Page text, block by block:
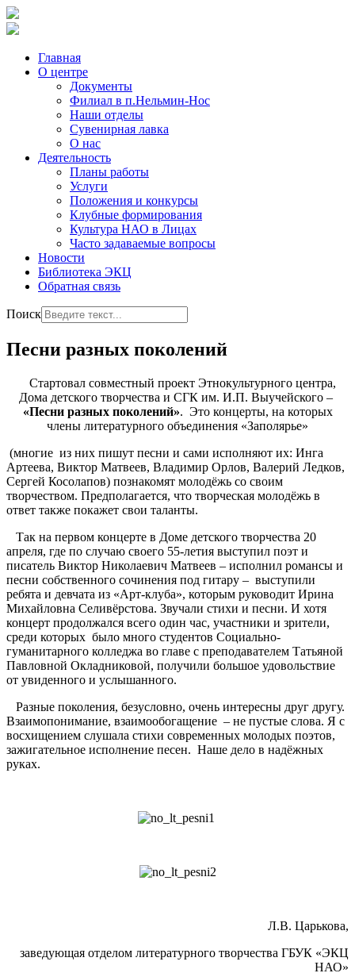
Главная
О центре
Документы
Филиал в п.Нельмин-Нос
Наши отделы
Сувенирная лавка
О нас
Деятельность
Планы работы
Услуги
Положения и конкурсы
Клубные формирования
Культура НАО в Лицах
Часто задаваемые вопросы
Новости
Библиотека ЭКЦ
Обратная связь
Поиск
Песни разных поколений
Стартовал совместный проект Этнокультурного центра,
Дома детского творчества и СГК им. И.П. Выучейского –
«Песни разных поколений». Это концерты, на которых
члены литературного объединения «Заполярье»
(многие из них пишут песни и сами исполняют их: Инга
Артеева, Виктор Матвеев, Владимир Орлов, Валерий Ледков,
Сергей Косолапов) познакомят молодёжь со своим
творчеством. Предполагается, что творческая молодёжь в
ответ также покажет свои таланты.
Так на первом концерте в Доме детского творчества 20
апреля, где по случаю своего 55-летия выступил поэт и
писатель Виктор Николаевич Матвеев – исполнил романсы и
песни собственного сочинения под гитару – выступили
ребята и девчата из «Арт-клуба», которым руководит Ирина
Михайловна Селивёрстова. Звучали стихи и песни. И хотя
концерт продолжался всего один час, участники и зрители,
среди которых было много студентов Социально-
гуманитарного колледжа во главе с преподавателем Татьяной
Павловной Окладниковой, получили большое удовольствие
от увиденного и услышанного.
Разные поколения, безусловно, очень интересны друг другу.
Взаимопонимание, взаимообогащение – не пустые слова. Я с
восхищением слушала стихи современных молодых поэтов,
зажигательное исполнение песен. Наше дело в надёжных
руках.
Л.В. Царькова,
заведующая отделом литературного творчества ГБУК «ЭКЦ
НАО»